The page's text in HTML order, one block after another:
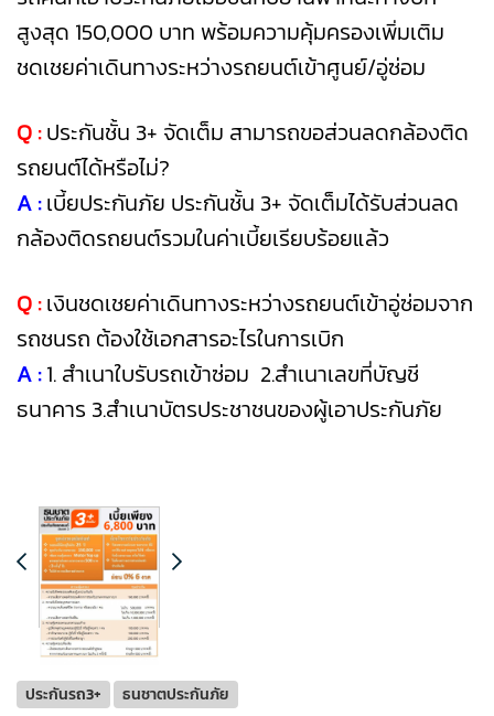
สูงสุด 150,000 บาท พร้อมความคุ้มครองเพิ่มเติม
ชดเชยค่าเดินทางระหว่างรถยนต์เข้าศูนย์/อู่ซ่อม
Q :ประกันชั้น 3+ จัดเต็ม สามารถขอส่วนลดกล้องติด
รถยนต์ได้หรือไม่?
A :เบี้ยประกันภัย ประกันชั้น 3+ จัดเต็มได้รับส่วนลด
กล้องติดรถยนต์รวมในค่าเบี้ยเรียบร้อยแล้ว
Q :เงินชดเชยค่าเดินทางระหว่างรถยนต์เข้าอู่ซ่อมจาก
รถชนรถ ต้องใช้เอกสารอะไรในการเบิก
A :1. สำเนาใบรับรถเข้าซ่อม 2.สำเนาเลขที่บัญชี
ธนาคาร 3.สำเนาบัตรประชาชนของผู้เอาประกันภัย
ประกันรถ3+ ธนชาตประกันภัย